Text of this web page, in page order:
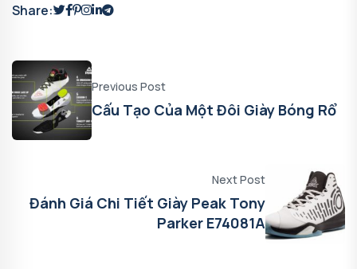
Share:
Previous Post
Cấu Tạo Của Một Đôi Giày Bóng Rổ
Next Post
Đánh Giá Chi Tiết Giày Peak Tony
Parker E74081A